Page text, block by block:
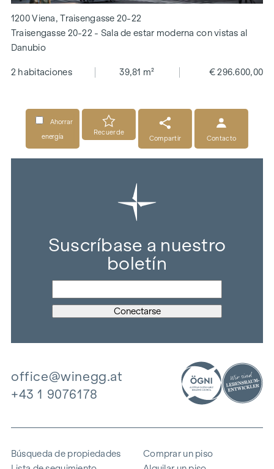
1200 Viena, Traisengasse 20-22
Traisengasse 20-22 - Sala de estar moderna con vistas al
Danubio
2 habitaciones 39,81 m² € 296.600,00
Ahorrar
energía
Recuerde
Compartir
Contacto
Suscríbase a nuestro
boletín
office@winegg.at
+43 1 9076178
Búsqueda de propiedades
Comprar un piso